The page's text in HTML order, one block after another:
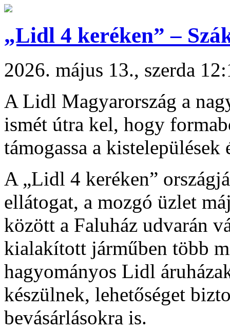
„Lidl 4 keréken” –
2026. május 13., szerda
A Lidl Magyarország a
ismét útra kel, hogy
támogassa a kistelepülések
A „Lidl 4 keréken”
ellátogat, a mozgó üzlet
között a Faluház udvarán
kialakított járműben több
hagyományos Lidl
készülnek, lehetőséget
bevásárlásokra is.